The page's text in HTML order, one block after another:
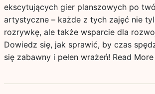
ekscytujących gier planszowych po
artystyczne – każde z tych zajęć nie
rozrywkę, ale także wsparcie dla
Dowiedz się, jak sprawić, by czas
się zabawny i pełen wrażeń! Read More